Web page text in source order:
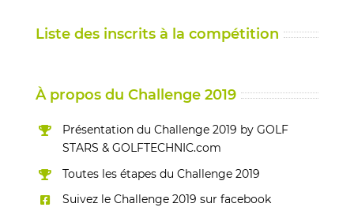
Liste des inscrits à la compétition
À propos du Challenge 2019
Présentation du Challenge 2019 by GOLF
STARS & GOLFTECHNIC.com
Toutes les étapes du Challenge 2019
Suivez le Challenge 2019 sur facebook